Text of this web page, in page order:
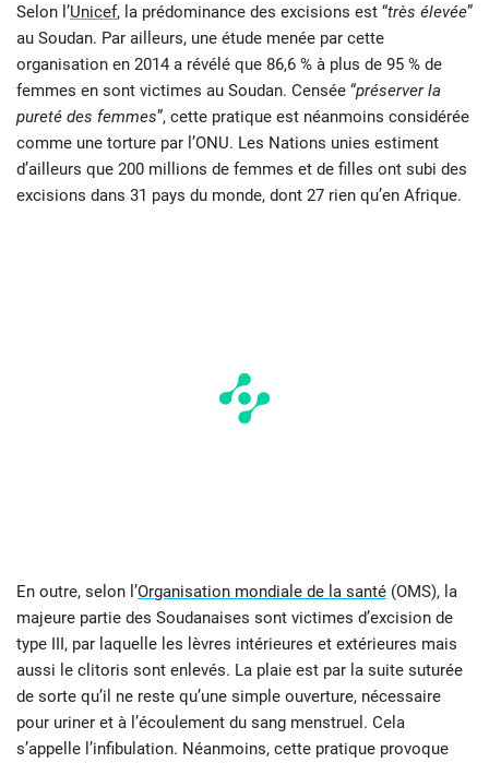
Selon l’Unicef, la prédominance des excisions est “très élevée”
au Soudan. Par ailleurs, une étude menée par cette
organisation en 2014 a révélé que 86,6 % à plus de 95 % de
femmes en sont victimes au Soudan. Censée “préserver la
pureté des femmes”, cette pratique est néanmoins considérée
comme une torture par l’ONU. Les Nations unies estiment
d’ailleurs que 200 millions de femmes et de filles ont subi des
excisions dans 31 pays du monde, dont 27 rien qu’en Afrique.
En outre, selon l’Organisation mondiale de la santé (OMS), la
majeure partie des Soudanaises sont victimes d’excision de
type III, par laquelle les lèvres intérieures et extérieures mais
aussi le clitoris sont enlevés. La plaie est par la suite suturée
de sorte qu’il ne reste qu’une simple ouverture, nécessaire
pour uriner et à l’écoulement du sang menstruel. Cela
s’appelle l’infibulation. Néanmoins, cette pratique provoque